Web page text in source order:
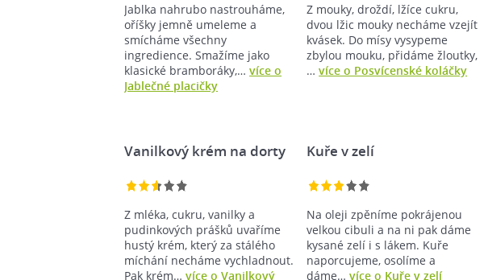
Jablka nahrubo nastrouháme,
oříšky jemně umeleme a
smícháme všechny
ingredience. Smažíme jako
klasické bramboráky,… více o
Jablečné placičky
Z mouky, droždí, lžíce cukru,
dvou lžic mouky necháme vzejít
kvásek. Do mísy vysypeme
zbylou mouku, přidáme žloutky,
…více o Posvícenské koláčky
Vanilkový krém na dorty
Z mléka, cukru, vanilky a
pudinkových prášků uvaříme
hustý krém, který za stálého
míchání necháme vychladnout.
Pak krém… více o Vanilkový
Kuře v zelí
Na oleji zpěníme pokrájenou
velkou cibuli a na ni pak dáme
kysané zelí i s lákem. Kuře
naporcujeme, osolíme a
dáme…více o Kuře v zelí